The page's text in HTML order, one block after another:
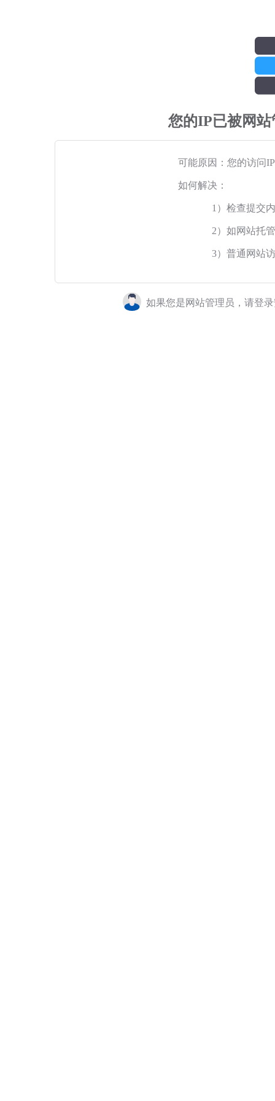
您的IP已被网
可能原因：您的访问
如何解决：
1）检查提交
2）如网站托
3）普通网站
如果您是网站管理员，请登